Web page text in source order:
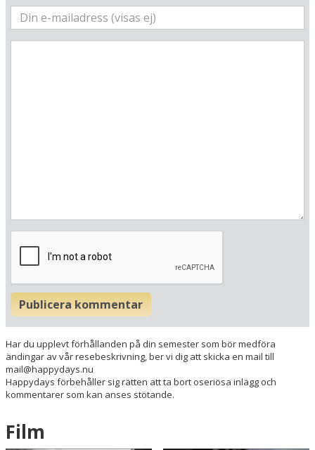
Hotel Bräurup
Kirchgasse 9
A-5730 Mittersill
Publicera kommentar
Har du upplevt förhållanden på din semester som bör medföra
ändingar av vår resebeskrivning, ber vi dig att skicka en mail till
mail@happydays.nu
Happydays förbehåller sig rätten att ta bort oseriösa inlägg och
kommentarer som kan anses stötande.
Film